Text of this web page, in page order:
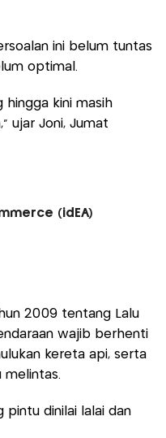
ini belum tuntas
optimal.
hingga kini masih
ujar Joni, Jumat
(idEA)
2009 tentang Lalu
wajib berhenti
kereta api, serta
melintas.
dinilai lalai dan